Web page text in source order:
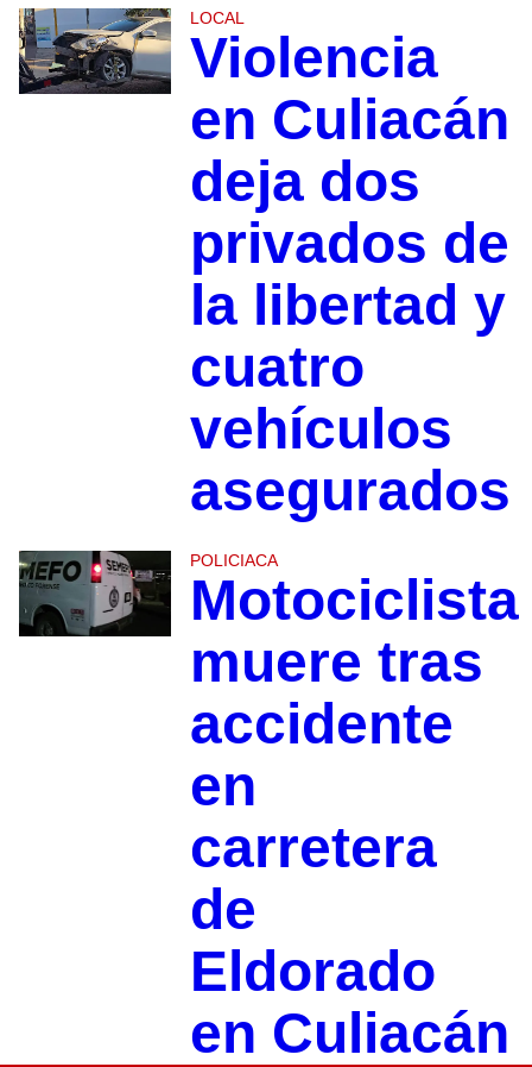
LOCAL
Violencia
en Culiacán
deja dos
privados de
la libertad y
cuatro
vehículos
asegurados
POLICIACA
Motociclista
muere tras
accidente
en
carretera
de
Eldorado
en Culiacán